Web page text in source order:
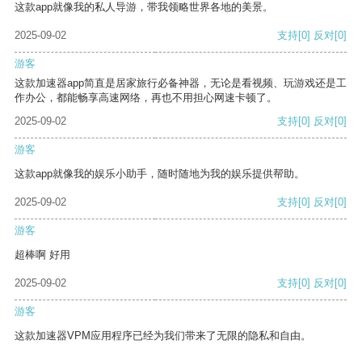
这款app就像我的私人导游，带我领略世界各地的美景。
2025-09-02 支持[0] 反对[0]
游客
这款加速器app简直是居家旅行必备神器，无论是看视频、玩游戏还是工
作办公，都能畅享高速网络，再也不用担心网速卡顿了。
2025-09-02
支持[0] 反对[0]
游客
这款app就像我的娱乐小助手，随时随地为我的娱乐提供帮助。
2025-09-02 支持[0] 反对[0]
游客
超棒啊 好用
2025-09-02 支持[0] 反对[0]
游客
这款加速器VPM应用程序已经为我们带来了无限的隐私和自由。